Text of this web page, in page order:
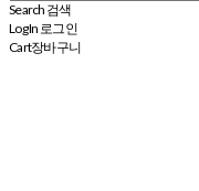
Search 검색
Log In 로그인
Cart장바구니